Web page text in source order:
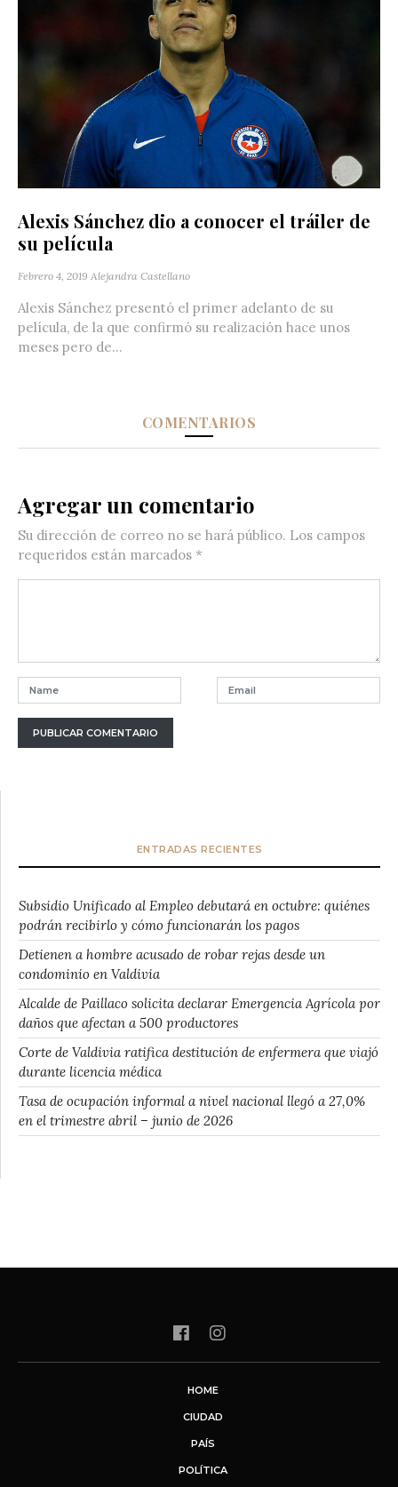
Alexis Sánchez dio a conocer el tráiler de
su película
Febrero 4, 2019 Alejandra Castellano
Alexis Sánchez presentó el primer adelanto de su
película, de la que confirmó su realización hace unos
meses pero de...
COMENTARIOS
Agregar un comentario
Su dirección de correo no se hará público. Los campos
requeridos están marcados *
ENTRADAS RECIENTES
Subsidio Unificado al Empleo debutará en octubre: quiénes
podrán recibirlo y cómo funcionarán los pagos
Detienen a hombre acusado de robar rejas desde un
condominio en Valdivia
Alcalde de Paillaco solicita declarar Emergencia Agrícola por
daños que afectan a 500 productores
Corte de Valdivia ratifica destitución de enfermera que viajó
durante licencia médica
Tasa de ocupación informal a nivel nacional llegó a 27,0%
en el trimestre abril – junio de 2026
HOME
CIUDAD
PAÍS
POLÍTICA